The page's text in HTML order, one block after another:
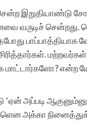
இறுதியாண்டு
வருடிச் சென்றது.
பாப்பாத்தியாக
மாட்டார்களோ?
‘ஏன் அப்படி
அக்கா
மிக்க
செய்தி